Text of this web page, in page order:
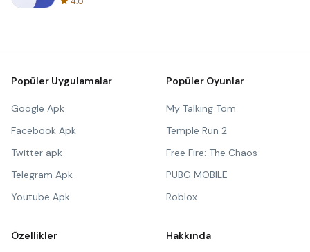
Popüler Uygulamalar
Google Apk
Facebook Apk
Twitter apk
Telegram Apk
Youtube Apk
Popüler Oyunlar
My Talking Tom
Temple Run 2
Free Fire: The Chaos
PUBG MOBILE
Roblox
Özellikler Hakkında